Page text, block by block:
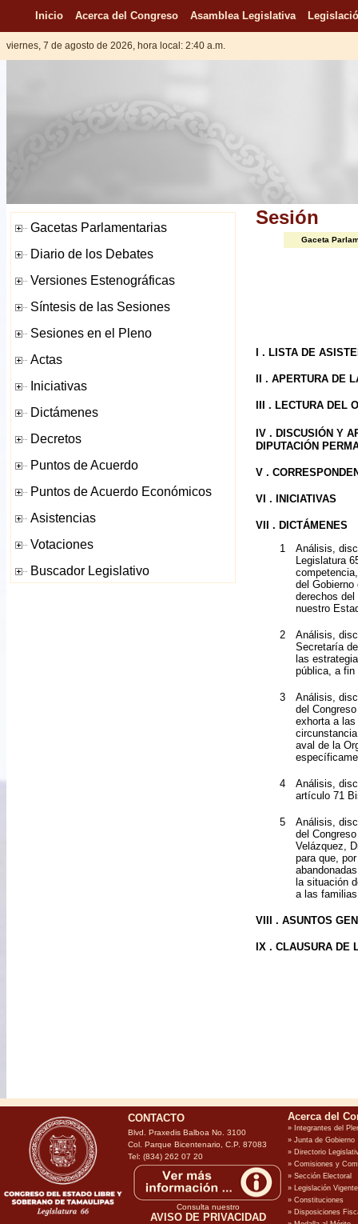
Inicio Acerca del Congreso Asamblea Legislativa
viernes, 7 de agosto de 2026, hora local: 2:40 a.m.
Sesión
Gaceta
I . LISTA DE
II . APERTURA DE
III . LECTURA DEL
IV . DISCUSIÓN Y
DIPUTACIÓN
V .
VI . INICIATIVAS
VII . DICTÁMENES
1
Análisis,
Legislatura
del
derechos
nuestro
2
Análisis,
Secretaría
las
pública, a fin
3
Análisis,
del
exhorta a
aval de la
4
Análisis,
artículo 71
5
Análisis,
del
Velázquez,
para que,
la situación
a las
VIII . ASUNTOS
IX . CLAUSURA DE
CONTACTO
Blvd. Praxedis Balboa No. 3100
Col. Parque Bicentenario, C.P. 87083
Tel: (834) 262 07 20
Consulta nuestro
AVISO DE PRIVACIDAD